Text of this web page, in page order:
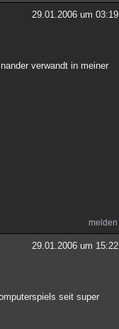
29.01.2006 um 03:19
verwandt in meiner
melden
29.01.2006 um 15:22
seit super